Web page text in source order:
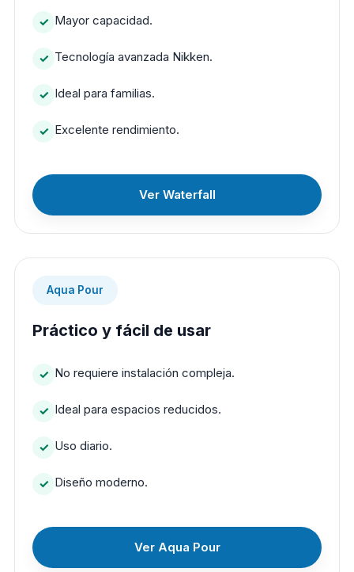
Mayor capacidad.
Tecnología avanzada Nikken.
Ideal para familias.
Excelente rendimiento.
Ver Waterfall
Aqua Pour
Práctico y fácil de usar
No requiere instalación compleja.
Ideal para espacios reducidos.
Uso diario.
Diseño moderno.
Ver Aqua Pour